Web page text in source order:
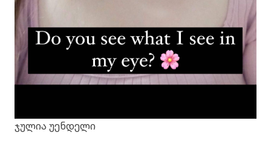
ჯულია უენდელი